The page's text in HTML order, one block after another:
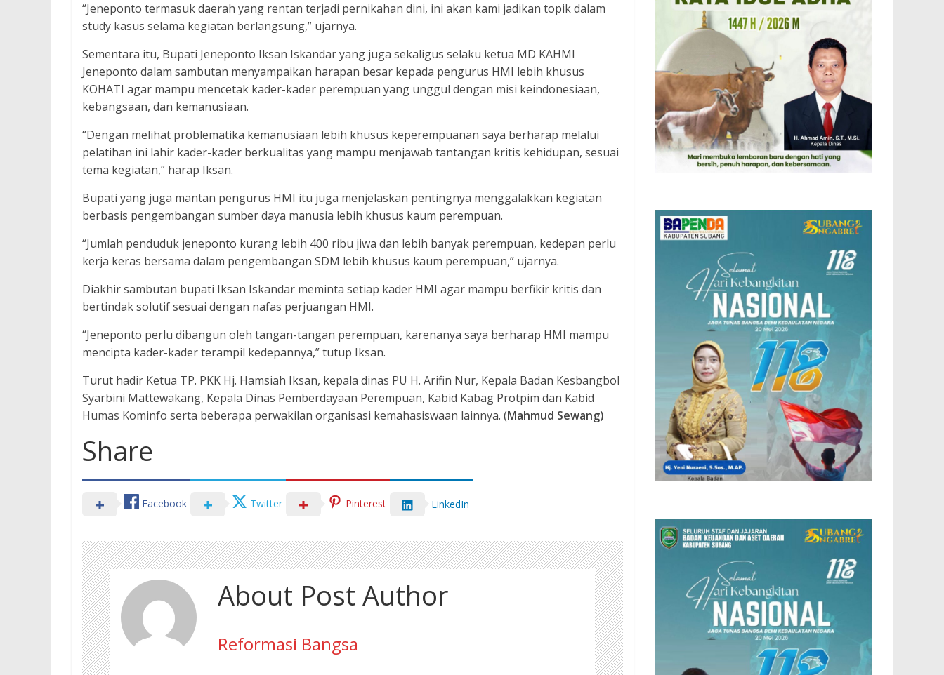
“Jeneponto termasuk daerah yang rentan terjadi pernikahan dini, ini akan kami jadikan topik dalam
study kasus selama kegiatan berlangsung,” ujarnya.
Sementara itu, Bupati Jeneponto Iksan Iskandar yang juga sekaligus selaku ketua MD KAHMI
Jeneponto dalam sambutan menyampaikan harapan besar kepada pengurus HMI lebih khusus
KOHATI agar mampu mencetak kader-kader perempuan yang unggul dengan misi keindonesiaan,
kebangsaan, dan kemanusiaan.
“Dengan melihat problematika kemanusiaan lebih khusus keperempuanan saya berharap melalui
pelatihan ini lahir kader-kader berkualitas yang mampu menjawab tantangan kritis kehidupan, sesuai
tema kegiatan,” harap Iksan.
Bupati yang juga mantan pengurus HMI itu juga menjelaskan pentingnya menggalakkan kegiatan
berbasis pengembangan sumber daya manusia lebih khusus kaum perempuan.
“Jumlah penduduk jeneponto kurang lebih 400 ribu jiwa dan lebih banyak perempuan, kedepan perlu
kerja keras bersama dalam pengembangan SDM lebih khusus kaum perempuan,” ujarnya.
Diakhir sambutan bupati Iksan Iskandar meminta setiap kader HMI agar mampu berfikir kritis dan
bertindak solutif sesuai dengan nafas perjuangan HMI.
“Jeneponto perlu dibangun oleh tangan-tangan perempuan, karenanya saya berharap HMI mampu
mencipta kader-kader terampil kedepannya,” tutup Iksan.
Turut hadir Ketua TP. PKK Hj. Hamsiah Iksan, kepala dinas PU H. Arifin Nur, Kepala Badan Kesbangbol
Syarbini Mattewakang, Kepala Dinas Pemberdayaan Perempuan, Kabid Kabag Protpim dan Kabid
Humas Kominfo serta beberapa perwakilan organisasi kemahasiswaan lainnya. (Mahmud Sewang)
Share
Facebook Twitter Pinterest LinkedIn
About Post Author
Reformasi Bangsa